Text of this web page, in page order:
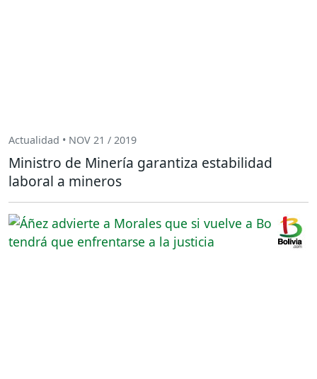
Actualidad • NOV 21 / 2019
Ministro de Minería garantiza estabilidad
laboral a mineros